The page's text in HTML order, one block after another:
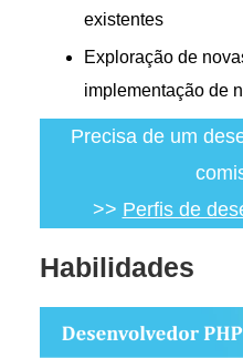
existentes
Exploração de
implementação de
Precisa de um
>> Perfis de
Habilidades